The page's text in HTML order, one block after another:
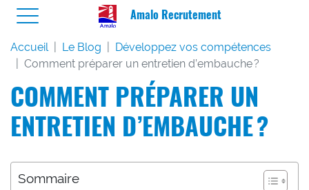
Amalo Recrutement
Accueil Le Blog
Développez vos compétences
Comment préparer un entretien d’embauche ?
COMMENT PRÉPARER UN
ENTRETIEN D’EMBAUCHE ?
Sommaire